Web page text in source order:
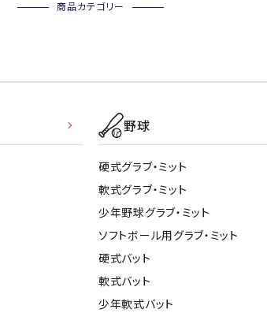
インナーウェア
ブーツ・サンダル
キャップ
その他アクセサリー
ZETT
商品カテゴリー
野球
硬式グラブ・ミット
軟式グラブ・ミット
少年野球グラブ・ミット
ソフトボール用グラブ・ミット
硬式バット
軟式バット
少年軟式バット